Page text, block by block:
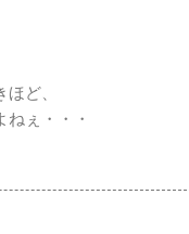
ど、
ぇ・・・